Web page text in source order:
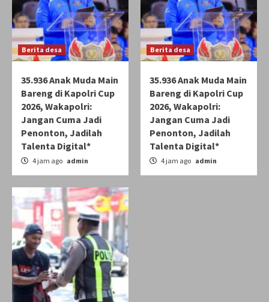
Berita desa
35.936 Anak Muda Main
Bareng di Kapolri Cup
2026, Wakapolri:
Jangan Cuma Jadi
Penonton, Jadilah
Talenta Digital*
4 jam ago admin
Berita desa
35.936 Anak Muda Main
Bareng di Kapolri Cup
2026, Wakapolri:
Jangan Cuma Jadi
Penonton, Jadilah
Talenta Digital*
4 jam ago admin